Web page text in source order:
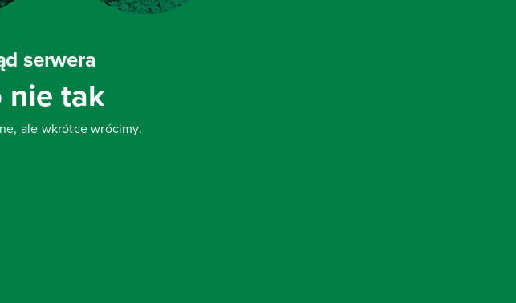
serwera
nie tak
ale wkrótce wrócimy.